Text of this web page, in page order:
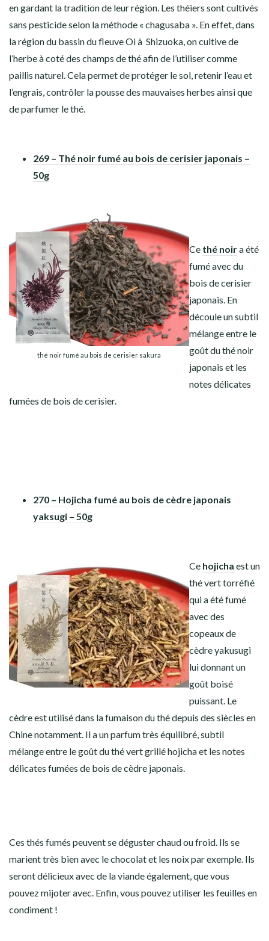
en gardant la tradition de leur région. Les théiers sont cultivés
sans pesticide selon la méthode « chagusaba ». En effet, dans
la région du bassin du fleuve Oi à Shizuoka, on cultive de
l’herbe à coté des champs de thé afin de l’utiliser comme
paillis naturel. Cela permetde protéger le sol, retenir l’eau et
l’engrais, contrôler la pousse des mauvaises herbes ainsi que
de parfumer le thé.
269 – Thé noir fumé au bois de cerisier japonais –
50g
thé noir fumé au bois de cerisier sakura
Ce thé noira été
fumé avec du
bois de cerisier
japonais. En
découle un subtil
mélange entre le
goût du thé noir
japonais et les
notes délicates
fumées de bois de cerisier.
270 – Hojicha fumé au bois de cèdre japonais
yaksugi – 50g
Ce hojicha est un
thé vert torréfié
qui a été fumé
avec des
copeaux de
cèdre yakusugi
lui donnant un
goût boisé
puissant. Le
cèdre est utilisé dans la fumaison du thé depuis des siècles en
Chine notamment. Il a un parfum très équilibré, subtil
mélange entre le goût du thé vert grillé hojicha et les notes
délicates fumées de bois de cèdre japonais.
Ces thés fumés peuvent se déguster chaud ou froid. Ils se
marient très bien avec le chocolat et les noix par exemple. Ils
seront délicieux avec de la viande également, que vous
pouvez mijoter avec. Enfin, vous pouvez utiliser les feuilles en
condiment !